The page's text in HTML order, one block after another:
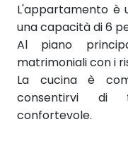
L'appartamento è
una capacità di 6
Al piano
matrimoniali con i
La cucina è
consentirvi di
confortevole.